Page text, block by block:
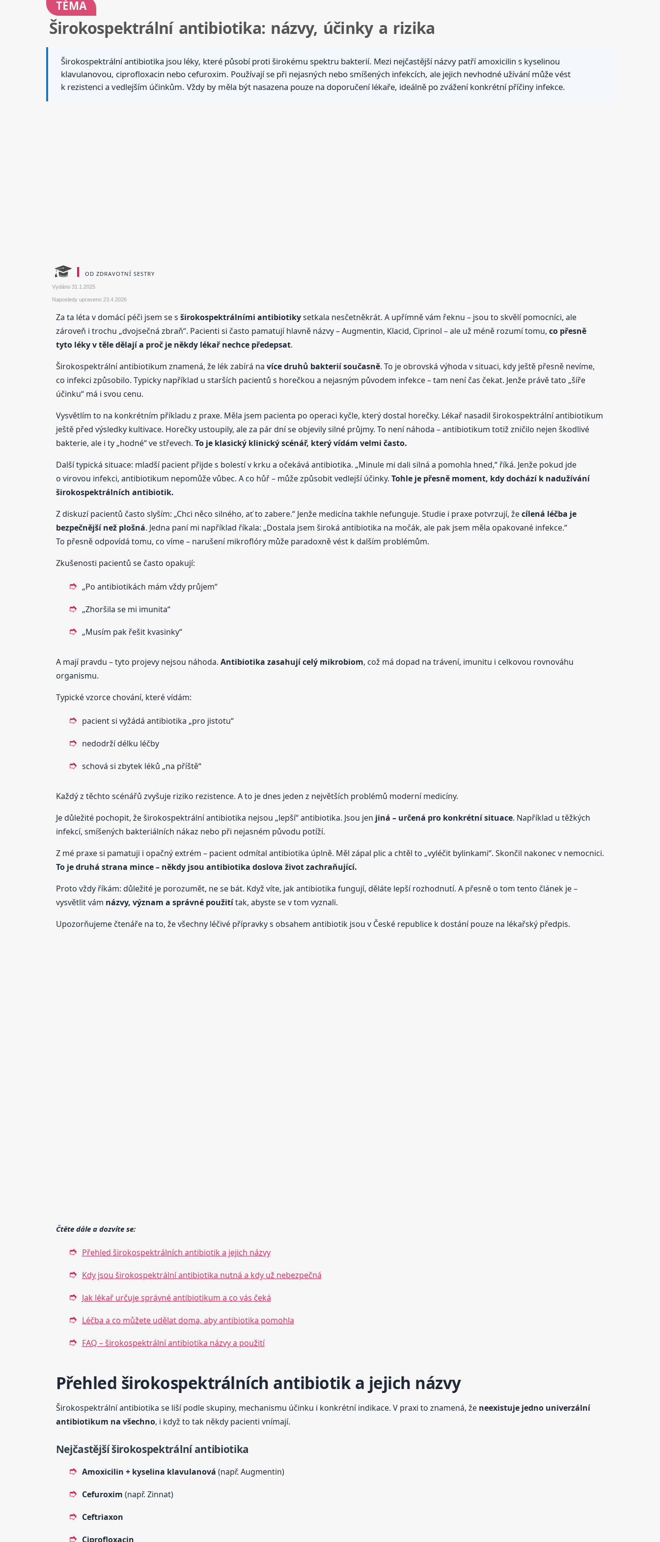
TÉMA
Širokospektrální antibiotika: názvy, účinky a rizika
Širokospektrální antibiotika jsou léky, které působí proti širokému spektru bakterií. Mezi nejčastější názvy patří amoxicilin s kyselinou
klavulanovou, ciprofloxacin nebo cefuroxim. Používají se při nejasných nebo smíšených infekcích, ale jejich nevhodné užívání může vést
k rezistenci a vedlejším účinkům. Vždy by měla být nasazena pouze na doporučení lékaře, ideálně po zvážení konkrétní příčiny infekce.
OD ZDRAVOTNÍ SESTRY
Vydáno 31.1.2025
Naposledy upraveno 23.4.2026
Za ta léta v domácí péči jsem se s širokospektrálními antibiotikysetkala nesčetněkrát. A upřímně vám řeknu – jsou to skvělí pomocníci, ale
zároveň i trochu „dvojsečná zbraň“. Pacienti si často pamatují hlavně názvy – Augmentin, Klacid, Ciprinol – ale už méně rozumí tomu, co přesně
tyto léky v těle dělají a proč je někdy lékař nechce předepsat.
Širokospektrální antibiotikum znamená, že lék zabírá na více druhů bakterií současně. To je obrovská výhoda v situaci, kdy ještě přesně nevíme,
co infekci způsobilo. Typicky například u starších pacientů s horečkou a nejasným původem infekce – tam není čas čekat. Jenže právě tato „šíře
účinku“ má i svou cenu.
Vysvětlím to na konkrétním příkladu z praxe. Měla jsem pacienta po operaci kyčle, který dostal horečky. Lékař nasadil širokospektrální antibiotikum
ještě před výsledky kultivace. Horečky ustoupily, ale za pár dní se objevily silné průjmy. To není náhoda – antibiotikum totiž zničilo nejen škodlivé
bakterie, ale i ty „hodné“ ve střevech. To je klasický klinický scénář, který vídám velmi často.
Další typická situace: mladší pacient přijde s bolestí v krku a očekává antibiotika. „Minule mi dali silná a pomohla hned,“ říká. Jenže pokud jde
o virovou infekci, antibiotikum nepomůže vůbec. A co hůř – může způsobit vedlejší účinky. Tohle je přesně moment, kdy dochází k nadužívání
širokospektrálních antibiotik.
Z diskuzí pacientů často slyším: „Chci něco silného, ať to zabere.“ Jenže medicína takhle nefunguje. Studie i praxe potvrzují, žecílená léčba je
bezpečnější než plošná. Jedna paní mi například říkala: „Dostala jsem široká antibiotika na močák, ale pak jsem měla opakované infekce.“
To přesně odpovídá tomu, co víme – narušení mikroflóry může paradoxně vést k dalším problémům.
Zkušenosti pacientů se často opakují:
„Po antibiotikách mám vždy průjem“
„Zhoršila se mi imunita“
„Musím pak řešit kvasinky“
A mají pravdu – tyto projevy nejsou náhoda. Antibiotika zasahují celý mikrobiom, což má dopad na trávení, imunitu i celkovou rovnováhu
organismu.
Typické vzorce chování, které vídám:
pacient si vyžádá antibiotika „pro jistotu“
nedodrží délku léčby
schová si zbytek léků „na příště“
Každý z těchto scénářů zvyšuje riziko rezistence. A to je dnes jeden z největších problémů moderní medicíny.
Je důležité pochopit, že širokospektrální antibiotika nejsou „lepší“ antibiotika. Jsou jen jiná – určená pro konkrétní situace. Například u těžkých
infekcí, smíšených bakteriálních nákaz nebo při nejasném původu potíží.
Z mé praxe si pamatuji i opačný extrém – pacient odmítal antibiotika úplně. Měl zápal plic a chtěl to „vyléčit bylinkami“. Skončil nakonec v nemocnici.
To je druhá strana mince – někdy jsou antibiotika doslova život zachraňující.
Proto vždy říkám: důležité je porozumět, ne se bát. Když víte, jak antibiotika fungují, děláte lepší rozhodnutí. A přesně o tom tento článek je –
vysvětlit vám názvy, význam a správné použitítak, abyste se v tom vyznali.
Upozorňujeme čtenáře na to, že všechny léčivé přípravky s obsahem antibiotik jsou v České republice k dostání pouze na lékařský předpis.
Čtěte dále a dozvíte se:
Přehled širokospektrálních antibiotik a jejich názvy
Kdy jsou širokospektrální antibiotika nutná a kdy už nebezpečná
Jak lékař určuje správné antibiotikum a co vás čeká
Léčba a co můžete udělat doma, aby antibiotika pomohla
FAQ – širokospektrální antibiotika názvy a použití
Přehled širokospektrálních antibiotik a jejich názvy
Širokospektrální antibiotika se liší podle skupiny, mechanismu účinku i konkrétní indikace. V praxi to znamená, že neexistuje jedno univerzální
antibiotikum na všechno, i když to tak někdy pacienti vnímají.
Nejčastější širokospektrální antibiotika
Amoxicilin + kyselina klavulanová (např. Augmentin)
Cefuroxim (např. Zinnat)
Ceftriaxon
Ciprofloxacin